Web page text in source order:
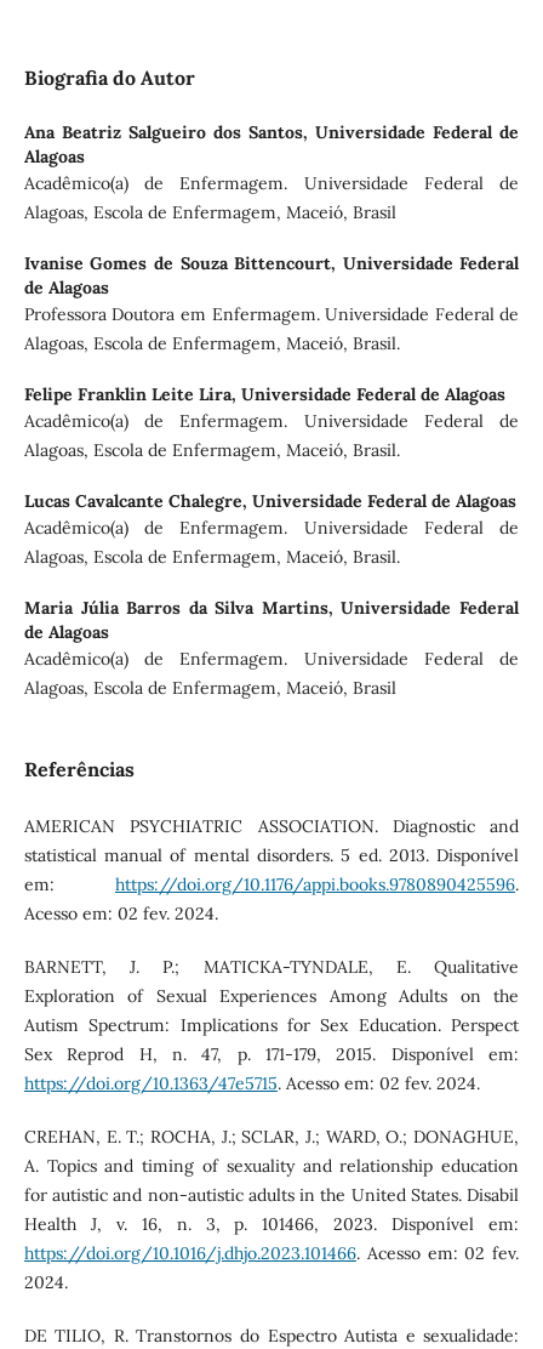
Biografia do Autor
Ana Beatriz Salgueiro dos Santos,Universidade Federal de
Alagoas
Acadêmico(a) de Enfermagem. Universidade Federal de
Alagoas, Escola de Enfermagem, Maceió, Brasil
Ivanise Gomes de Souza Bittencourt, Universidade Federal
de Alagoas
Professora Doutora em Enfermagem. Universidade Federal de
Alagoas, Escola de Enfermagem, Maceió, Brasil.
Felipe Franklin Leite Lira, Universidade Federal de Alagoas
Acadêmico(a) de Enfermagem. Universidade Federal de
Alagoas, Escola de Enfermagem, Maceió, Brasil.
Lucas Cavalcante Chalegre, Universidade Federal de Alagoas
Acadêmico(a) de Enfermagem. Universidade Federal de
Alagoas, Escola de Enfermagem, Maceió, Brasil.
Maria Júlia Barros da Silva Martins,Universidade Federal
de Alagoas
Acadêmico(a) de Enfermagem. Universidade Federal de
Alagoas, Escola de Enfermagem, Maceió, Brasil
Referências
AMERICAN PSYCHIATRIC ASSOCIATION. Diagnostic and
statistical manual of mental disorders. 5 ed. 2013. Disponível
em:https://doi.org/10.1176/appi.books.9780890425596.
Acesso em: 02 fev. 2024.
BARNETT, J. P.; MATICKA-TYNDALE, E. Qualitative
Exploration of Sexual Experiences Among Adults on the
Autism Spectrum: Implications for Sex Education. Perspect
Sex Reprod H, n. 47, p. 171-179, 2015. Disponível em:
https://doi.org/10.1363/47e5715. Acesso em: 02 fev. 2024.
CREHAN, E. T.; ROCHA, J.; SCLAR, J.; WARD, O.; DONAGHUE,
A. Topics and timing of sexuality and relationship education
for autistic and non-autistic adults in the United States. Disabil
Health J, v. 16, n. 3, p. 101466, 2023. Disponível em:
https://doi.org/10.1016/j.dhjo.2023.101466. Acesso em: 02 fev.
2024.
DE TILIO, R. Transtornos do Espectro Autista e sexualidade: